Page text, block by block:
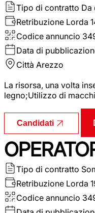
Tipo di contratto Da
Retribuzione Lorda
Codice annuncio
Data di
Città Arezzo
La risorsa, una volta
legno;Utilizzo di
Candidati
Tipo di contratto
Retribuzione Lorda
Codice annuncio